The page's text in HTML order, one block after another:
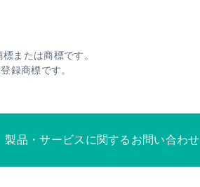
または商標です。
商標です。
製品・サービスに関するお問い合わせ